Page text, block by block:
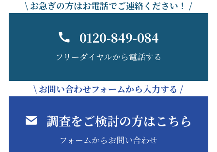
\ お急ぎの方はお電話でご連絡ください！ /
0120-849-084
フリーダイヤルから電話する
\ お問い合わせフォームから入力する /
調査をご検討の方はこちら
フォームからお問い合わせ